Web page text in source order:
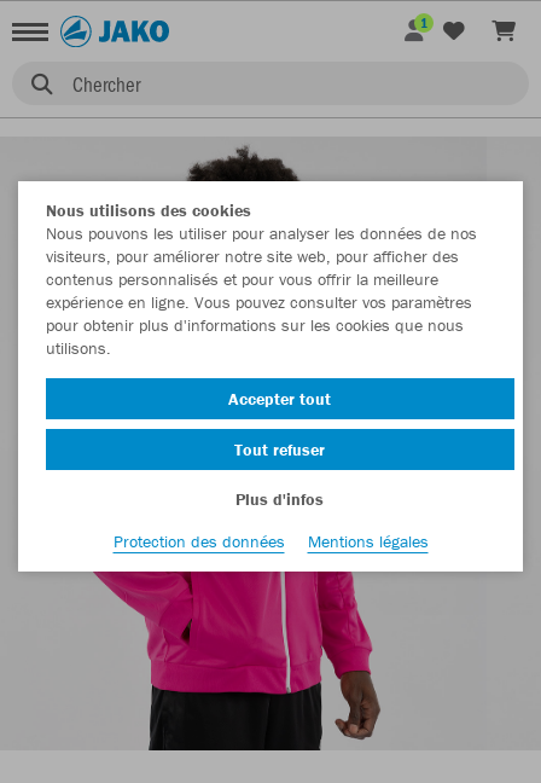
Chercher
1
Nous utilisons des cookies
Nous pouvons les utiliser pour analyser les données de nos
visiteurs, pour améliorer notre site web, pour afficher des
contenus personnalisés et pour vous offrir la meilleure
expérience en ligne. Vous pouvez consulter vos paramètres
pour obtenir plus d'informations sur les cookies que nous
utilisons.
Accepter tout
Tout refuser
Plus d'infos
Protection des données
Mentions légales